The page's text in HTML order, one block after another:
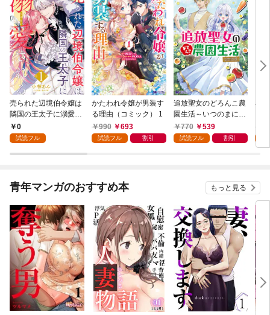
売られた辺境伯令嬢は
隣国の王太子に溺愛さ
れる 1
0
試読フル
かたわれ令嬢が男装す
る理由（コミック） 1
990
693
試読フル 割引
追放聖女のどろんこ農
園生活～いつのまにか
隣国を救ってしまいま
した～（コミック） 1
770 539
試読フル 割引
小
青年マンガのおすすめ本 もっと見る